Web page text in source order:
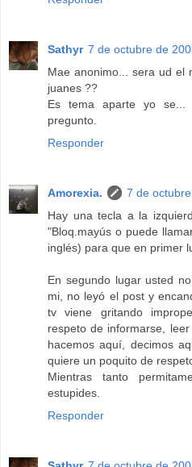
Sathyr 7 de octubre de
Mae anonimo... sera ud el
juanes ??
Es tema aparte yo se...
pregunto.
Responder
Amorexia.
7 de
Hay una tecla a la
"Bloq.mayús o puede
inglés) para que en primer
En segundo lugar usted
mi, no leyó el post y
tv viene gritando
respeto de informarse,
hacemos aquí, decimos
quiere un poquito de
Mientras tanto
estupides.
Responder